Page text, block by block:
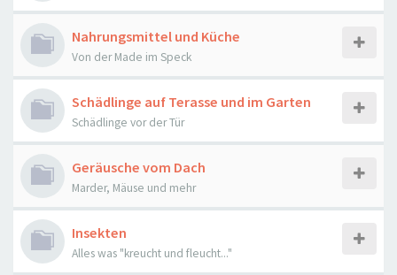
Nahrungsmittel und Küche
Von der Made im Speck
Schädlinge auf Terasse und im Garten
Schädlinge vor der Tür
Geräusche vom Dach
Marder, Mäuse und mehr
Insekten
Alles was "kreucht und fleucht..."